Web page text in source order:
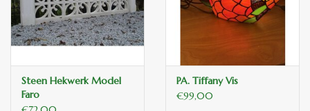
Steen Hekwerk Model
Faro
PA. Tiffany Vis
€99,00